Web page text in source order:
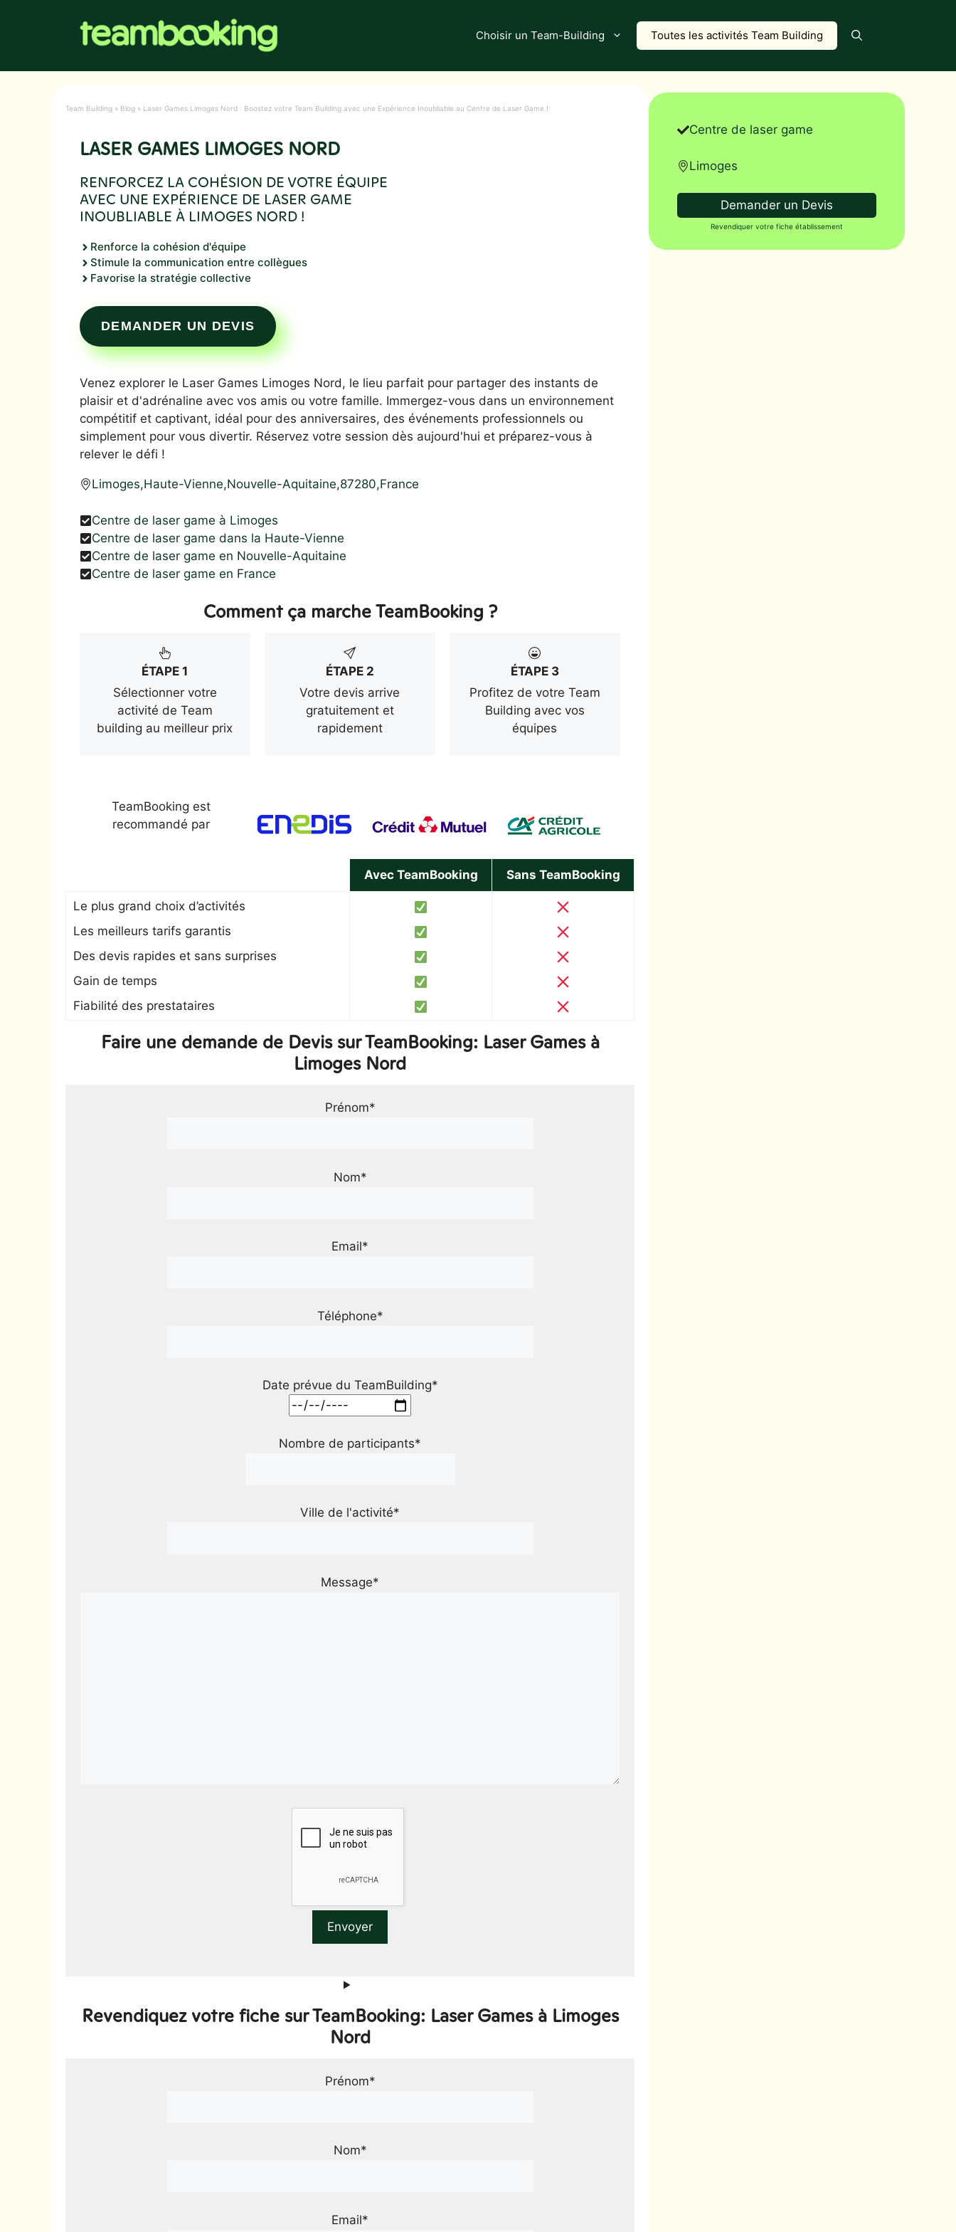
Choisir un Team-Building Toutes les activités Team Building
Team Building » Blog » Laser Games Limoges Nord : Boostez votre Team Building avec une Expérience Inoubliable au Centre de Laser Game !
LASER GAMES LIMOGES NORD
RENFORCEZ LA COHÉSION DE VOTRE ÉQUIPE
AVEC UNE EXPÉRIENCE DE LASER GAME
INOUBLIABLE À LIMOGES NORD !
Renforce la cohésion d'équipe
Stimule la communication entre collègues
Favorise la stratégie collective
DEMANDER UN DEVIS
Venez explorer le Laser Games Limoges Nord, le lieu parfait pour partager des instants de
plaisir et d'adrénaline avec vos amis ou votre famille. Immergez-vous dans un environnement
compétitif et captivant, idéal pour des anniversaires, des événements professionnels ou
simplement pour vous divertir. Réservez votre session dès aujourd'hui et préparez-vous à
relever le défi !
Limoges,Haute-Vienne,Nouvelle-Aquitaine,87280,France
Centre de laser game à Limoges
Centre de laser game dans la Haute-Vienne
Centre de laser game en Nouvelle-Aquitaine
Centre de laser game en France
Comment ça marche TeamBooking ?
ÉTAPE 1
Sélectionner votre
activité de Team
building au meilleur prix
ÉTAPE 2
Votre devis arrive
gratuitement et
rapidement
ÉTAPE 3
Profitez de votre Team
Building avec vos
équipes
TeamBooking est
recommandé par
Avec TeamBooking Sans TeamBooking
Le plus grand choix d’activités
Les meilleurs tarifs garantis
Des devis rapides et sans surprises
Gain de temps
Fiabilité des prestataires
Faire une demande de Devis sur TeamBooking: Laser Games à
Limoges Nord
Prénom*
Nom*
Email*
Téléphone*
Date prévue du TeamBuilding*
Nombre de participants*
Ville de l'activité*
Message*
Revendiquez votre fiche sur TeamBooking: Laser Games à Limoges
Nord
Prénom*
Nom*
Email*
Centre de laser game
Limoges
Demander un Devis
Revendiquer votre fiche établissement